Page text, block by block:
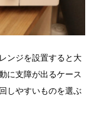
ンジを設置すると大
に支障が出るケース
しやすいものを選ぶ